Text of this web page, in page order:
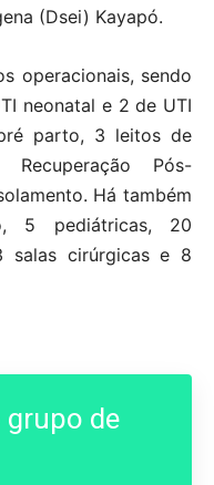
(Dsei) Kayapó.
operacionais, sendo
neonatal e 2 de UTI
parto, 3 leitos de
Pós-
Há também
5 pediátricas, 20
salas cirúrgicas e 8
de